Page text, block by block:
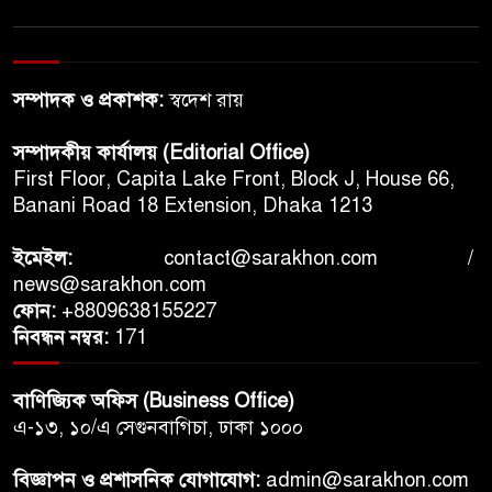
যাচ্ছে যুক্তরাষ্ট্রে সিনেমা দেখার
অভ্যাস
নিহত ১৭, দুর্বল হয়ে পড়ছে
ইউক্রেনের আকাশ প্রতিরক্ষা
পদক্ষেপে আপত্তি বিমান সংস্থাগুলোর
সম্পাদক ও প্রকাশক:স্বদেশ রায়
সম্পাদকীয় কার্যালয় (Editorial Office)
First Floor, Capita Lake Front, Block J, House 66,
Banani Road 18 Extension, Dhaka 1213
ইমেইল: contact@sarakhon.com /
news@sarakhon.com
ফোন: +8809638155227
নিবন্ধন নম্বর: 171
বাণিজ্যিক অফিস (Business Office)
এ-১৩, ১০/এ সেগুনবাগিচা, ঢাকা ১০০০
বিজ্ঞাপন ও প্রশাসনিক যোগাযোগ: admin@sarakhon.com